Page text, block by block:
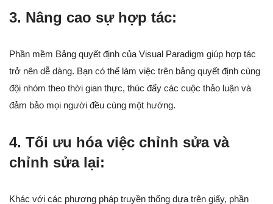
3. Nâng cao sự hợp tác:
Phần mềm Bảng quyết định của Visual Paradigm giúp hợp tác
trở nên dễ dàng. Bạn có thể làm việc trên bảng quyết định cùng
đội nhóm theo thời gian thực, thúc đẩy các cuộc thảo luận và
đảm bảo mọi người đều cùng một hướng.
4. Tối ưu hóa việc chỉnh sửa và
chỉnh sửa lại:
Khác với các phương pháp truyền thống dựa trên giấy, phần